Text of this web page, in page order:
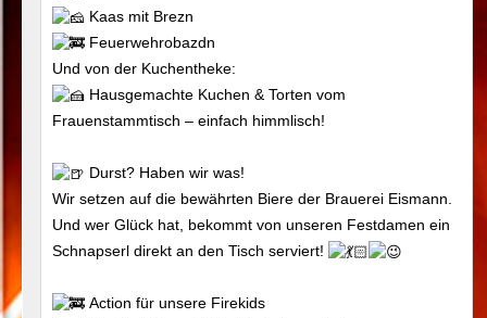
Kaas mit Brezn
Feuerwehrobazdn
Und von der Kuchentheke:
Hausgemachte Kuchen & Torten vom
Frauenstammtisch – einfach himmlisch!
Durst? Haben wir was!
Wir setzen auf die bewährten Biere der Brauerei Eismann.
Und wer Glück hat, bekommt von unseren Festdamen ein
Schnapserl direkt an den Tisch serviert!
Action für unsere Firekids